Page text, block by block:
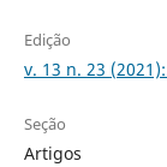
Edição
v. 13 n. 23
Seção
Artigos